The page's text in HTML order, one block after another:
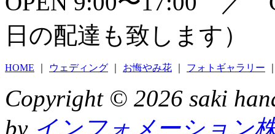
日の配達も致します）
HOME ウェディング お悔やみ花 フォトギャラリー
Copyright © 2026 saki
by インフォメーション